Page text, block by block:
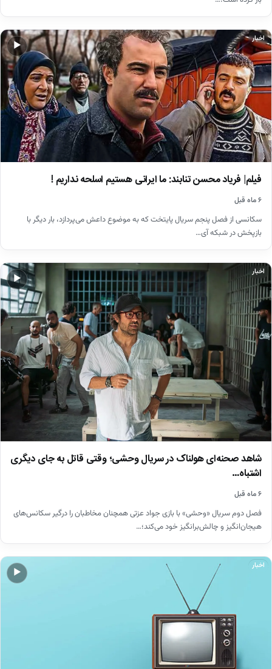
▶
اخبار
فیلم| فریاد محسن تنابند: ما ایرانی هستیم اسلحه نداریم !
۶ ماه قبل
سکانسی از فصل پنجم سریال پایتخت که به موضوع داعش می‌پردازد، بار دیگر با
بازپخش در شبکه آی…
▶
اخبار
شاهد صحنه‌ای هولناک در سریال وحشی؛ وقتی قاتل به جای دیگری
اشتباه…
۶ ماه قبل
فصل دوم سریال «وحشی» با بازی جواد عزتی همچنان مخاطبان را درگیر سکانس‌های
هیجان‌انگیز و چالش‌برانگیز خود می‌کند؛…
▶
اخبار